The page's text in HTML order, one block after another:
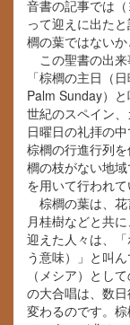
音書の記事では
って迎えに出た
櫚の葉ではないか
この聖書の出来
「棕櫚の主日（
Palm Sunday）
世紀のスペイン
日曜日の礼拝の
棕櫚の行進行列
櫚の枝がない地
を用いて行われて
棕櫚の葉は、花
月桂樹などと共
迎えた人々は、
う意味）」と叫
（メシア）とし
の大合唱は、数
変わるのです。